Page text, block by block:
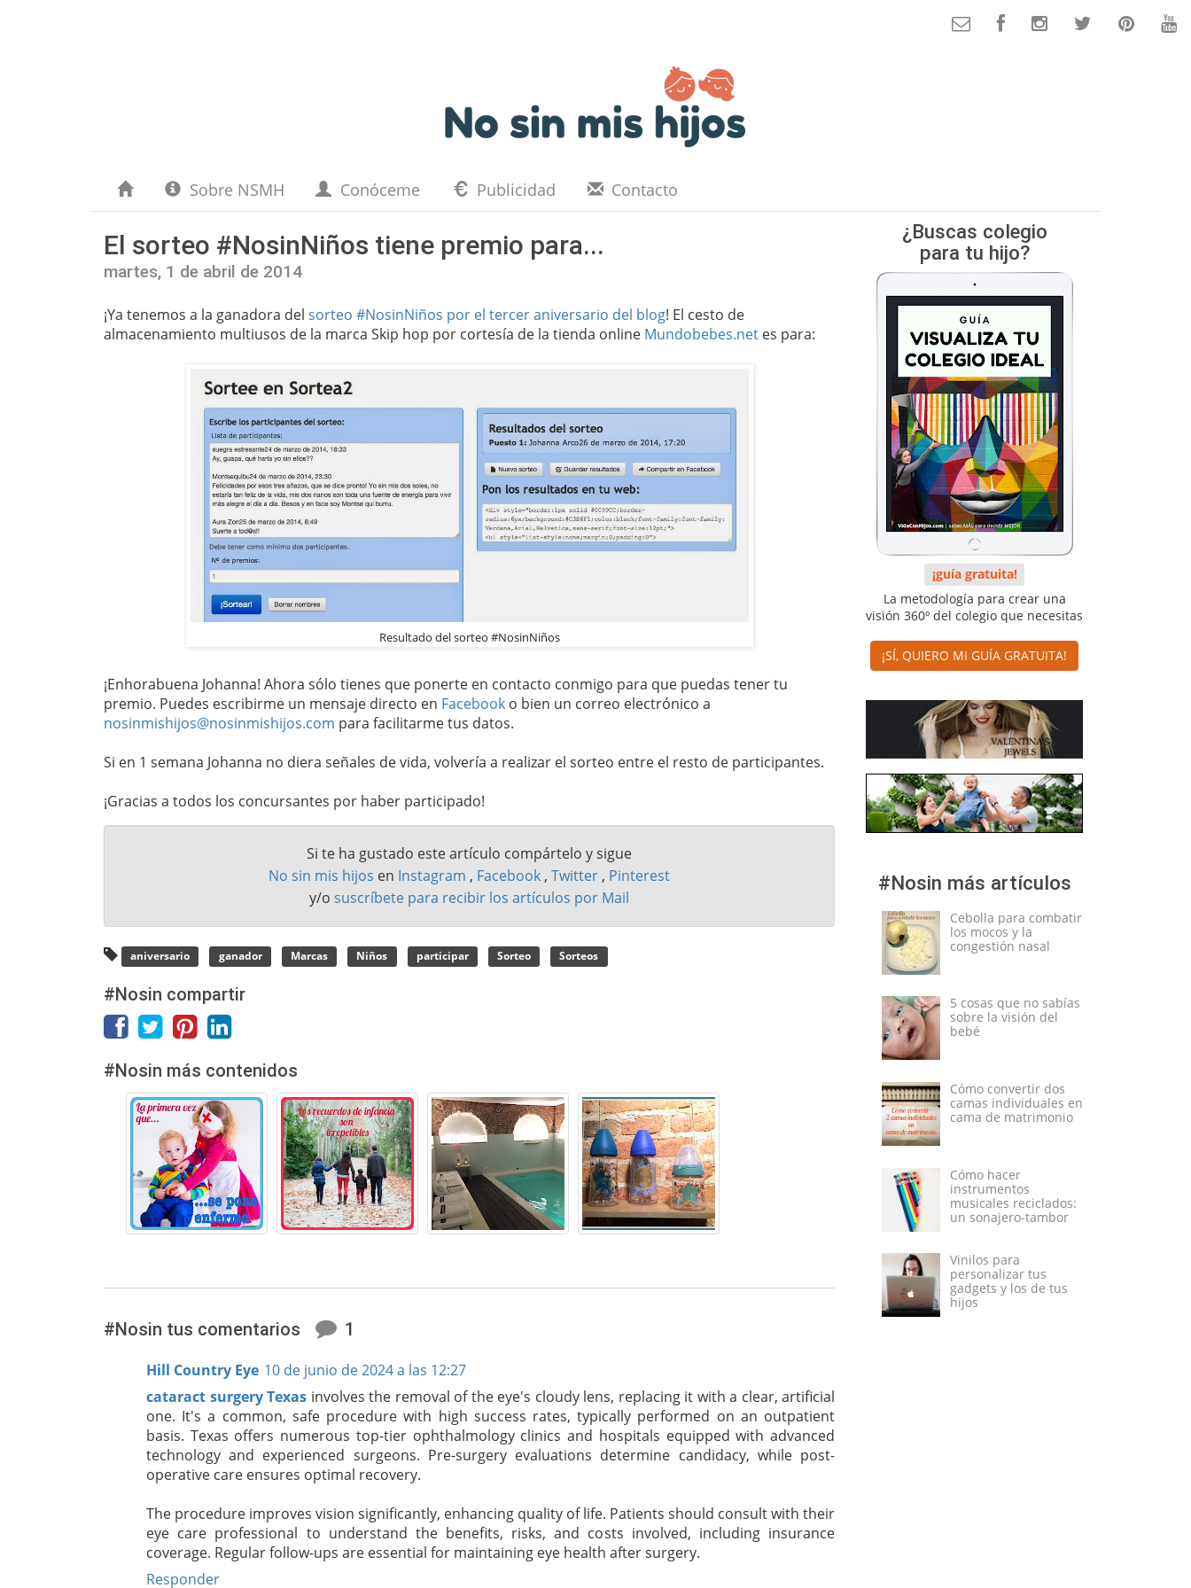
Sobre NSMH Conóceme Publicidad Contacto
El sorteo #NosinNiños tiene premio para...
martes, 1 de abril de 2014
¡Ya tenemos a la ganadora del sorteo #NosinNiños por el tercer aniversario del blog! El cesto de
almacenamiento multiusos de la marca Skip hop por cortesía de la tienda online Mundobebes.net es para:
Resultado del sorteo #NosinNiños
¡Enhorabuena Johanna! Ahora sólo tienes que ponerte en contacto conmigo para que puedas tener tu
premio. Puedes escribirme un mensaje directo en Facebook o bien un correo electrónico a
nosinmishijos@nosinmishijos.com para facilitarme tus datos.
Si en 1 semana Johanna no diera señales de vida, volvería a realizar el sorteo entre el resto de participantes.
¡Gracias a todos los concursantes por haber participado!
Si te ha gustado este artículo compártelo y sigue
No sin mis hijos en Instagram , Facebook , Twitter , Pinterest
y/o suscríbete para recibir los artículos por Mail
aniversario ganador Marcas Niños participar Sorteo Sorteos
#Nosin compartir
#Nosin más contenidos
#Nosin tus comentarios 1
Hill Country Eye 10 de junio de 2024 a las 12:27
cataract surgery Texas involves the removal of the eye's cloudy lens, replacing it with a clear, artificial
one. It's a common, safe procedure with high success rates, typically performed on an outpatient
basis. Texas offers numerous top-tier ophthalmology clinics and hospitals equipped with advanced
technology and experienced surgeons. Pre-surgery evaluations determine candidacy, while post-
operative care ensures optimal recovery.
The procedure improves vision significantly, enhancing quality of life. Patients should consult with their
eye care professional to understand the benefits, risks, and costs involved, including insurance
coverage. Regular follow-ups are essential for maintaining eye health after surgery.
Responder
¿Buscas colegio
para tu hijo?
¡guía gratuita!
La metodología para crear una
visión 360º del colegio que necesitas
¡SÍ, QUIERO MI GUÍA GRATUITA!
#Nosin más artículos
Cebolla para combatir
los mocos y la
congestión nasal
5 cosas que no sabías
sobre la visión del
bebé
Cómo convertir dos
camas individuales en
cama de matrimonio
Cómo hacer
instrumentos
musicales reciclados:
un sonajero-tambor
Vinilos para
personalizar tus
gadgets y los de tus
hijos